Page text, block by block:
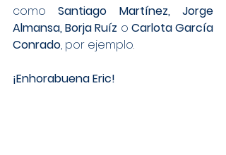
como Santiago Martínez, Jorge
Almansa, Borja Ruíz o Carlota García
Conrado, por ejemplo.
¡Enhorabuena Eric!